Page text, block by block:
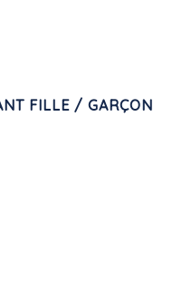
FILLE / GARÇON